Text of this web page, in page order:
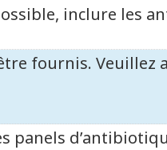
inclure les
fournis. Veuillez
panels